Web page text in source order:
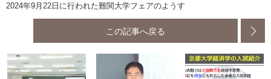
2024年9月22日に行われた難関大学フェアのようす
この記事へ戻る